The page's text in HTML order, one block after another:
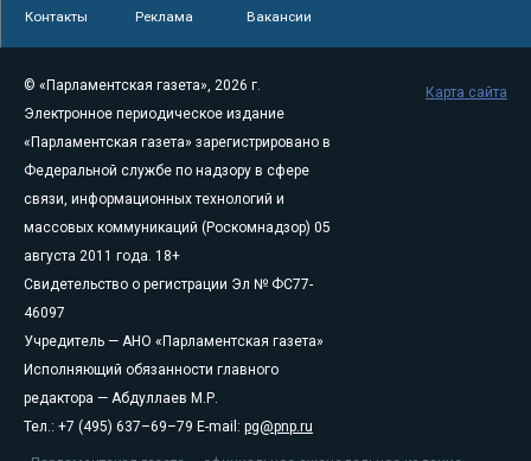
Контакты Реклама Вакансии
© «Парламентская газета», 2026 г.
Электронное периодическое издание
«Парламентская газета» зарегистрировано в
Федеральной службе по надзору в сфере
связи, информационных технологий и
массовых коммуникаций (Роскомнадзор) 05
августа 2011 года. 18+
Свидетельство о регистрации Эл № ФС77-
46097
Учредитель — АНО «Парламентская газета»
Исполняющий обязанности главного
редактора — Абдуллаев М.Р.
Тел.: +7 (495) 637–69–79 E-mail: pg@pnp.ru
Карта сайта